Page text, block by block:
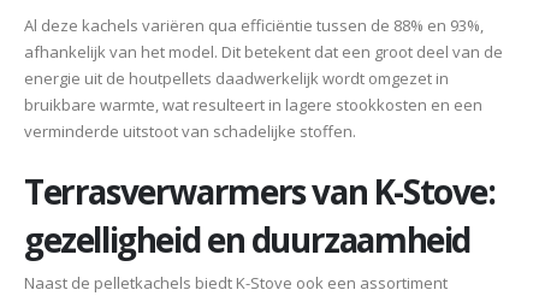
Al deze kachels variëren qua efficiëntie tussen de 88% en 93%,
afhankelijk van het model. Dit betekent dat een groot deel van de
energie uit de houtpellets daadwerkelijk wordt omgezet in
bruikbare warmte, wat resulteert in lagere stookkosten en een
verminderde uitstoot van schadelijke stoffen.
Terrasverwarmers van K-Stove:
gezelligheid en duurzaamheid
Naast de pelletkachels biedt K-Stove ook een assortiment